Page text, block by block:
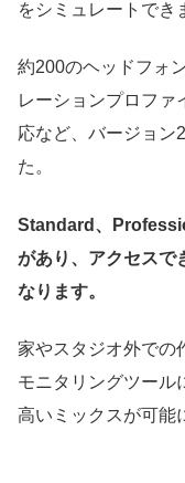
をシミュレートでき
約200のヘッドフォ
レーションプロファ
応など、バージョン
た。
Standard、
があり、アクセスで
なります。
家やスタジオ外での
モニタリングツール
高いミックスが可能